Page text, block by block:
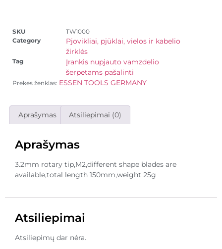
SKU
TW1000
Category
Pjovikliai, pjūklai, vielos ir kabelio
žirklės
Tag
Įrankis nupjauto vamzdelio
šerpetams pašalinti
Prekės ženklas: ESSEN TOOLS GERMANY
Aprašymas Atsiliepimai (0)
Aprašymas
3.2mm rotary tip,M2,different shape blades are
available,total length 150mm,weight 25g
Atsiliepimai
Atsiliepimų dar nėra.